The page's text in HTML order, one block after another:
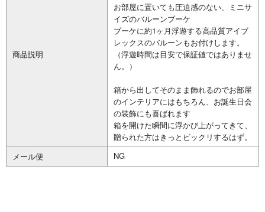
商品説明
お部屋に置いても圧迫感のない、ミニサ
イズのバルーンブーケ
ブーケに約1ヶ月浮遊する高品質アイブ
レックスのバルーンもお付けします。
（浮遊時間は目安で保証値ではありませ
ん。）
箱から出してそのまま飾れるのでお部屋
のインテリアにはもちろん、お誕生日会
の装飾にも喜ばれます
箱を開けた瞬間に浮かび上がってきて、
贈られた方はきっとビックリするはず。
メール便
NG